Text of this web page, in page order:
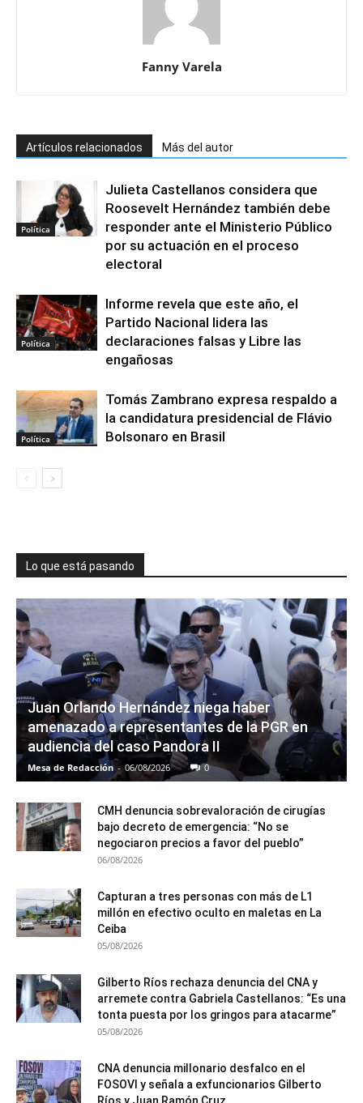
Fanny Varela
Artículos relacionados Más del autor
Política
Julieta Castellanos considera que
Roosevelt Hernández también debe
responder ante el Ministerio Público
por su actuación en el proceso
electoral
Política
Informe revela que este año, el
Partido Nacional lidera las
declaraciones falsas y Libre las
engañosas
Política
Tomás Zambrano expresa respaldo a
la candidatura presidencial de Flávio
Bolsonaro en Brasil
Lo que está pasando
Juan Orlando Hernández niega haber
amenazado a representantes de la PGR en
audiencia del caso Pandora II
Mesa de Redacción - 06/08/2026 0
CMH denuncia sobrevaloración de cirugías
bajo decreto de emergencia: “No se
negociaron precios a favor del pueblo”
06/08/2026
Capturan a tres personas con más de L1
millón en efectivo oculto en maletas en La
Ceiba
05/08/2026
Gilberto Ríos rechaza denuncia del CNA y
arremete contra Gabriela Castellanos: “Es una
tonta puesta por los gringos para atacarme”
05/08/2026
CNA denuncia millonario desfalco en el
FOSOVI y señala a exfuncionarios Gilberto
Ríos y Juan Ramón Cruz